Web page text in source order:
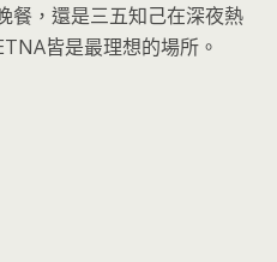
餐，還是三五知己在深夜熱
皆是最理想的場所。